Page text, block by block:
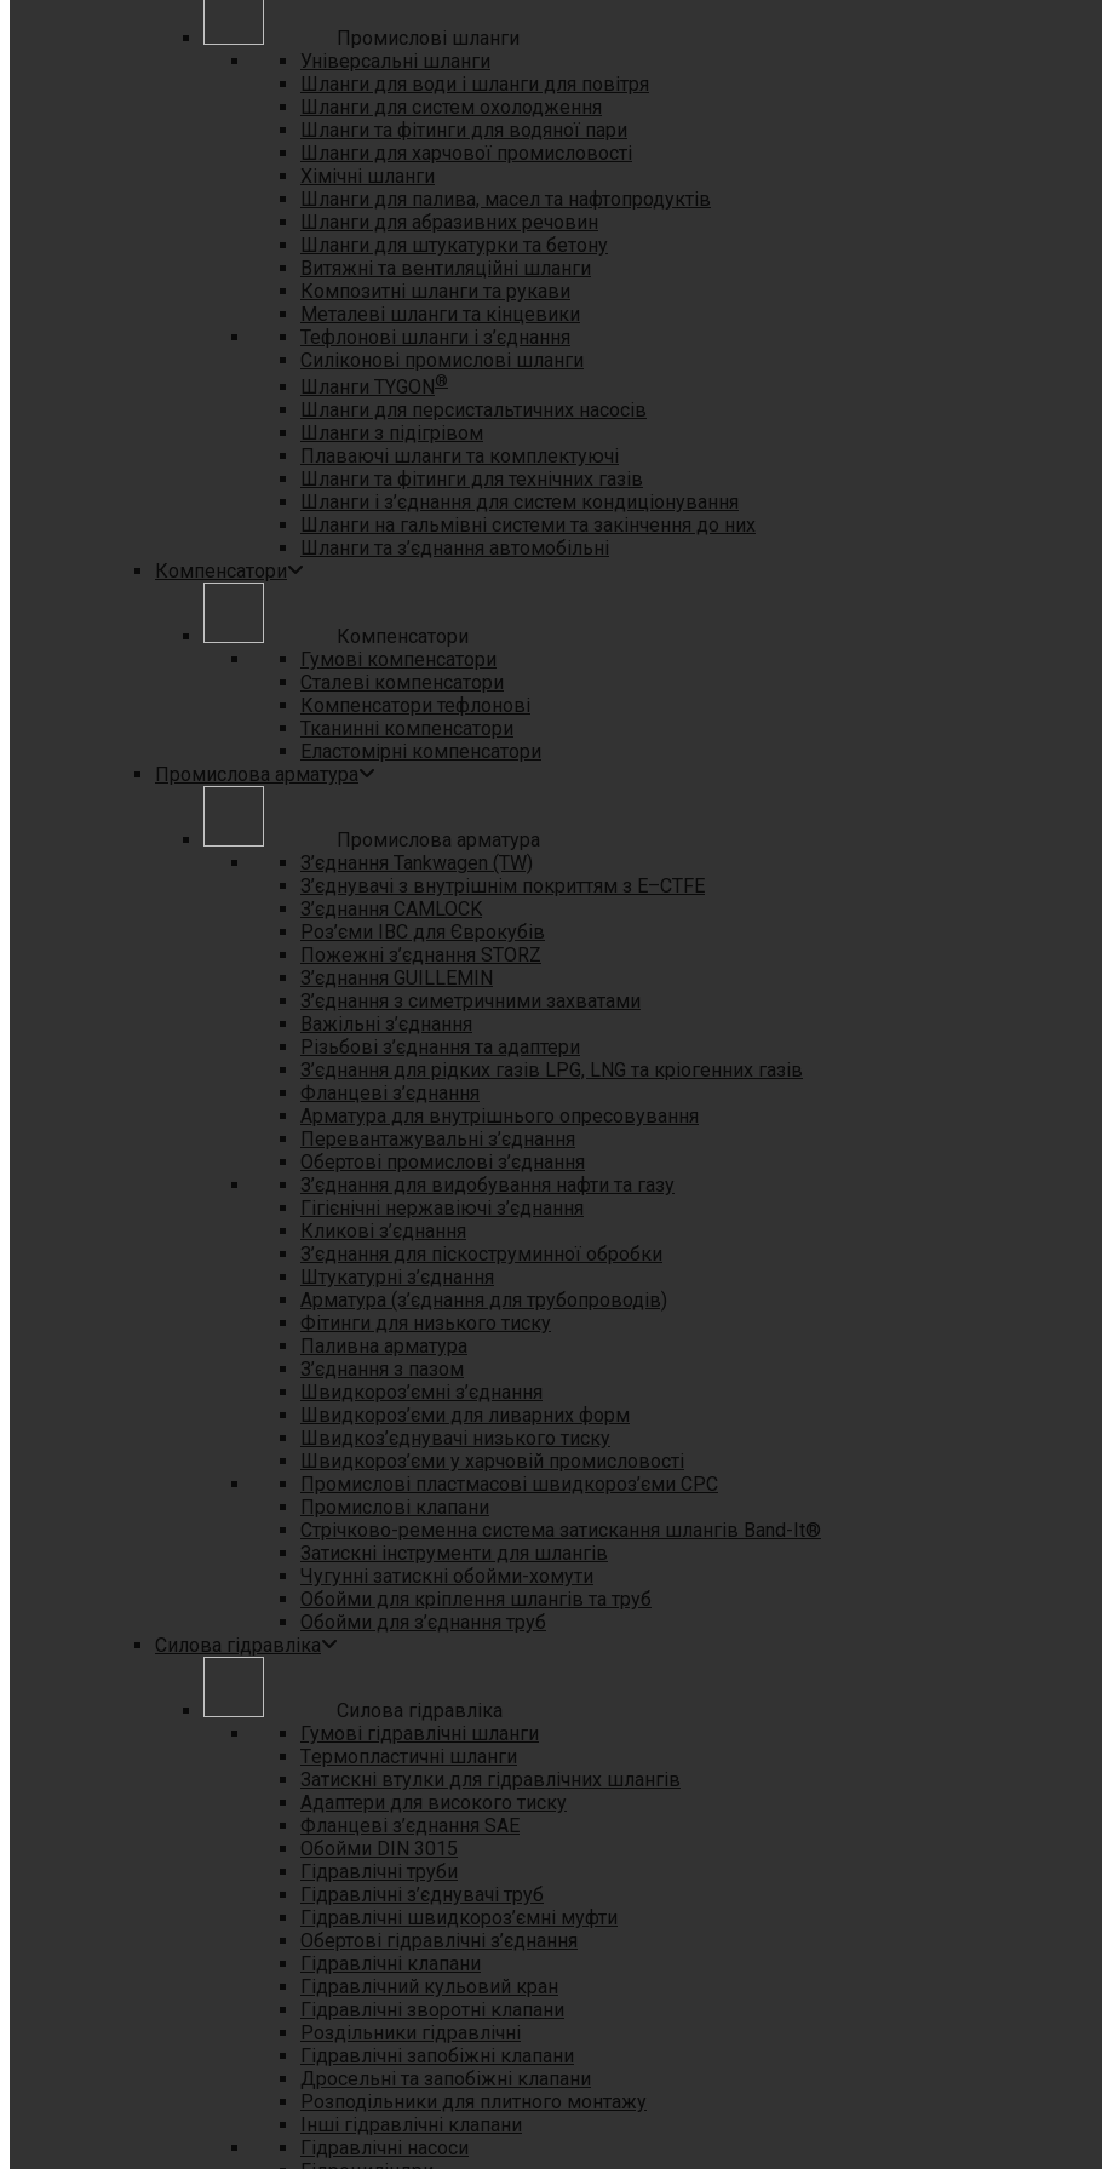
Промислові шланги
Універсальні шланги
Шланги для води і шланги для повітря
Шланги для систем охолодження
Шланги та фітинги для водяної пари
Шланги для харчової промисловості
Хімічні шланги
Шланги для палива, масел та нафтопродуктів
Шланги для абразивних речовин
Шланги для штукатурки та бетону
Витяжні та вентиляційні шланги
Композитні шланги та рукави
Металеві шланги та кінцевики
Тефлонові шланги і з’єднання
Силіконові промислові шланги
Шланги TYGON®
Шланги для персистальтичних насосів
Шланги з підігрівом
Плаваючі шланги та комплектуючі
Шланги та фітинги для технічних газів
Шланги і з’єднання для систем кондиціонування
Шланги на гальмівні системи та закінчення до них
Шланги та з’єднання автомобільні
Компенсатори
Компенсатори
Гумові компенсатори
Сталеві компенсатори
Компенсатори тефлонові
Тканинні компенсатори
Еластомірні компенсатори
Промислова арматура
Промислова арматура
З’єднання Tankwagen (TW)
З’єднувачі з внутрішнім покриттям з E–CTFE
З’єднання CAMLOCK
Роз’єми IBC для Єврокубів
Пожежні з’єднання STORZ
З’єднання GUILLEMIN
З’єднання з симетричними захватами
Важільні з’єднання
Різьбові з’єднання та адаптери
З’єднання для рідких газів LPG, LNG та кріогенних газів
Фланцеві з’єднання
Арматура для внутрішнього опресовування
Перевантажувальні з’єднання
Обертові промислові з’єднання
З’єднання для видобування нафти та газу
Гігієнічні нержавіючі з’єднання
Кликові з’єднання
З’єднання для піскоструминної обробки
Штукатурні з’єднання
Арматура (з’єднання для трубопроводів)
Фітинги для низького тиску
Паливна арматура
З’єднання з пазом
Швидкороз’ємні з’єднання
Швидкороз’єми для ливарних форм
Швидкоз’єднувачі низького тиску
Швидкороз’єми у харчовій промисловості
Промислові пластмасові швидкороз’єми CPC
Промислові клапани
Стрічково-ременна система затискання шлангів Band-It®
Затискні інструменти для шлангів
Чугунні затискні обойми-хомути
Обойми для кріплення шлангів та труб
Обойми для з’єднання труб
Силова гідравліка
Силова гідравліка
Гумові гідравлічні шланги
Tермопластичні шланги
Затискні втулки для гідравлічних шлангів
Aдаптери для високого тиску
Фланцеві з’єднання SAE
Oбойми DIN 3015
Гідравлічні труби
Гідравлічні з’єднувачі труб
Гідравлічні швидкороз’ємні муфти
Обертові гідравлічні з’єднання
Гідравлічні клапани
Гідравлічний кульовий кран
Гідравлічні зворотні клапани
Роздільники гідравлічні
Гідравлічні запобіжні клапани
Дросельні та запобіжні клапани
Розподільники для плитного монтажу
Інші гідравлічні клапани
Гідравлічні насоси